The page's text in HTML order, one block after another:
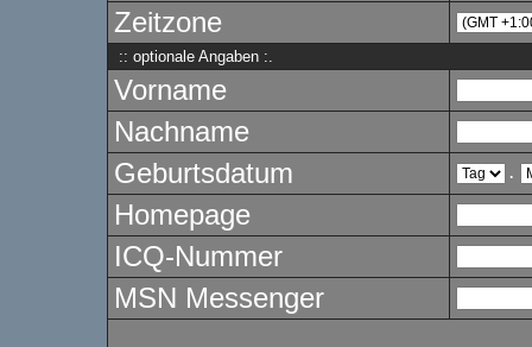
Zeitzone
:: optionale Angaben :.
Vorname
Nachname
Geburtsdatum
.
Homepage
ICQ-Nummer
MSN Messenger